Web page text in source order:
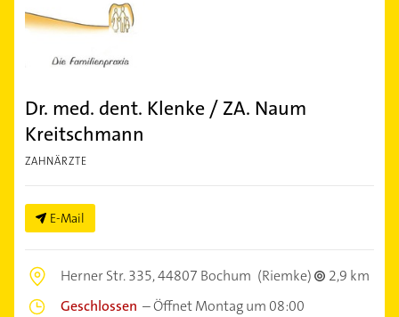
Dr. med. dent. Klenke / ZA. Naum
Kreitschmann
ZAHNÄRZTE
E-Mail
Herner Str. 335,44807 Bochum (Riemke)
2,9 km
Geschlossen –Öffnet Montag um 08:00